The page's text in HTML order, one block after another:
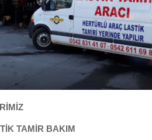
TAMİR BAKIM